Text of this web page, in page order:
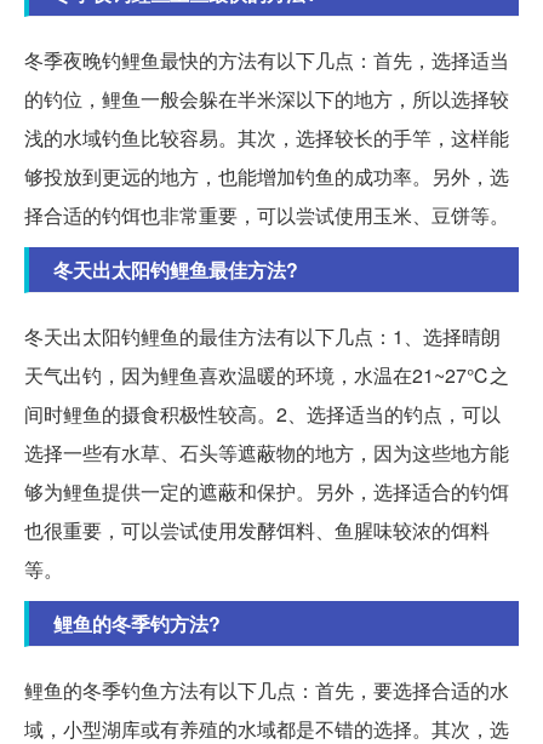
冬季夜晚钓鲤鱼最快的方法有以下几点：首先，选择适当
的钓位，鲤鱼一般会躲在半米深以下的地方，所以选择较
浅的水域钓鱼比较容易。其次，选择较长的手竿，这样能
够投放到更远的地方，也能增加钓鱼的成功率。另外，选
择合适的钓饵也非常重要，可以尝试使用玉米、豆饼等。
冬天出太阳钓鲤鱼最佳方法?
冬天出太阳钓鲤鱼的最佳方法有以下几点：1、选择晴朗
天气出钓，因为鲤鱼喜欢温暖的环境，水温在21~27℃之
间时鲤鱼的摄食积极性较高。2、选择适当的钓点，可以
选择一些有水草、石头等遮蔽物的地方，因为这些地方能
够为鲤鱼提供一定的遮蔽和保护。另外，选择适合的钓饵
也很重要，可以尝试使用发酵饵料、鱼腥味较浓的饵料
等。
鲤鱼的冬季钓方法?
鲤鱼的冬季钓鱼方法有以下几点：首先，要选择合适的水
域，小型湖库或有养殖的水域都是不错的选择。其次，选